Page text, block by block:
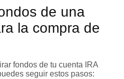
de una
la compra de
fondos de tu cuenta IRA
seguir estos pasos: